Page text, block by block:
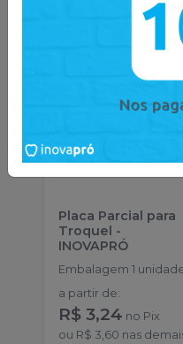
Placa Parcial para
Troquel -
INOVAPRÓ
Embalagem 1
a partir de:
R$ 3,24 no Pix
ou R$ 3,60 nas